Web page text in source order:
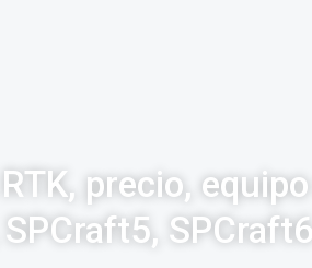
precio,
SPCraft6